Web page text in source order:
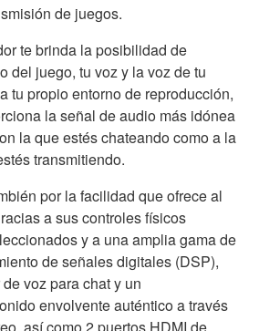
de juegos.
te brinda la posibilidad de
del juego, tu voz y la voz de tu
tu propio entorno de reproducción,
la señal de audio más idónea
la que estés chateando como a la
transmitiendo.
por la facilidad que ofrece al
a sus controles físicos
y a una amplia gama de
de señales digitales (DSP),
voz para chat y un
envolvente auténtico a través